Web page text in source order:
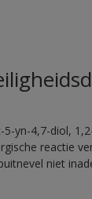
yn-4,7-diol,
reactie
niet